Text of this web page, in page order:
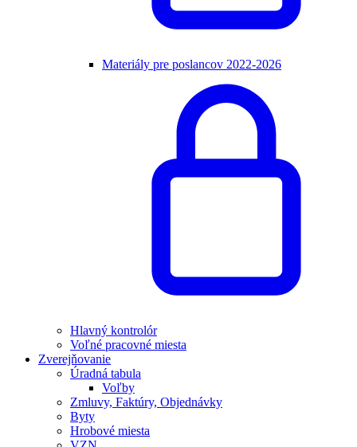
Materiály pre poslancov 2022-2026
Hlavný kontrolór
Voľné pracovné miesta
Zverejňovanie
Úradná tabula
Voľby
Zmluvy, Faktúry, Objednávky
Byty
Hrobové miesta